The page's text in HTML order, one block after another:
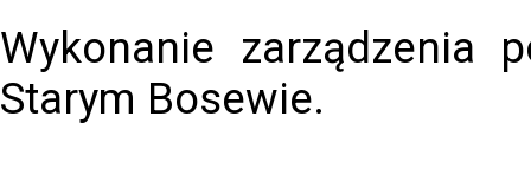
Wykonanie zarządzenia
Starym Bosewie.